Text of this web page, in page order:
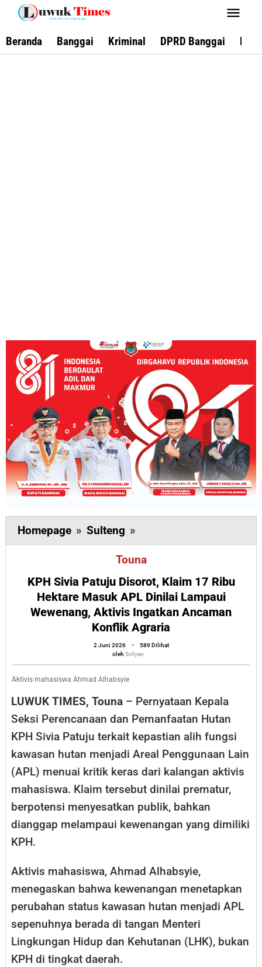
Lewati
konten
Beranda Banggai Kriminal DPRD Banggai
Homepage » Sulteng »
Sivia
Patuju
Disorot,
Klaim
17
Ribu
Hektare
Masuk
Dinilai
Lampaui
Wewenang,
Aktivis
Ingatkan
Ancaman
Konflik
Agraria
Touna
KPH Sivia Patuju Disorot, Klaim 17 Ribu
Hektare Masuk APL Dinilai Lampaui
Wewenang, Aktivis Ingatkan Ancaman
Konflik Agraria
2 Juni 2026
oleh
Sofyan
-
589 Dilihat
oleh Sofyan
Aktivis mahasiswa Ahmad Alhabsyie
LUWUK TIMES, Touna – Pernyataan Kepala
Seksi Perencanaan dan Pemanfaatan Hutan
KPH Sivia Patuju terkait kepastian alih fungsi
kawasan hutan menjadi Areal Penggunaan Lain
(APL) menuai kritik keras dari kalangan aktivis
mahasiswa. Klaim tersebut dinilai prematur,
berpotensi menyesatkan publik, bahkan
dianggap melampaui kewenangan yang dimiliki
KPH.
Aktivis mahasiswa, Ahmad Alhabsyie,
menegaskan bahwa kewenangan menetapkan
perubahan status kawasan hutan menjadi APL
sepenuhnya berada di tangan Menteri
Lingkungan Hidup dan Kehutanan (LHK), bukan
KPH di tingkat daerah.